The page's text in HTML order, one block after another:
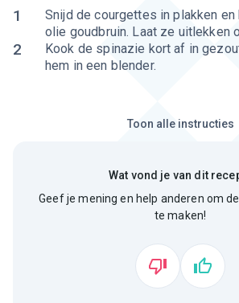
1
Snijd de courgettes in plakken
olie goudbruin. Laat ze uitlekken
2
Kook de spinazie kort af in
hem in een blender.
Toon alle instructies
Wat vond je van dit
Geef je mening en help anderen om
te maken!